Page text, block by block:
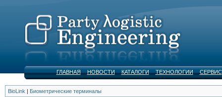
ГЛАВНАЯ НОВОСТИ КАТАЛОГИ ТЕХНОЛОГИИ СЕРВИС
BioLink | Биометрические терминалы